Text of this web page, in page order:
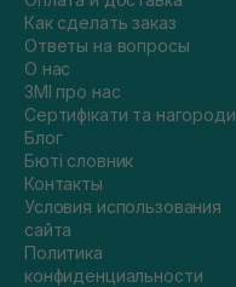
Как сделать заказ
Ответы на вопросы
О нас
ЗМІ про нас
Сертифікати та нагороди
Блог
Бюті словник
Контакты
Условия использования
сайта
Политика
конфиденциальности